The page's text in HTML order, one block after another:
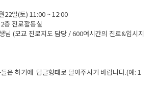
일(토) 11:00 ~ 12:00
진로활동실
(모교 진로지도 담당 / 600여시간의 진로&입시지
은 하기에 답글형태로 달아주시기 바랍니다.(예: 1